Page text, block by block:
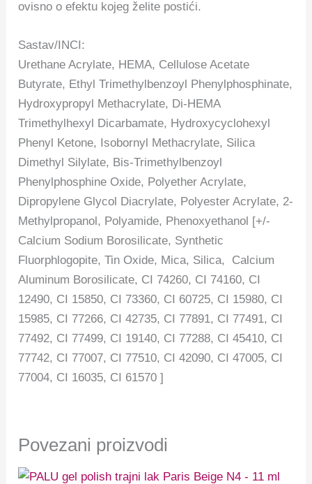
ovisno o efektu kojeg želite postići.
Sastav/INCI:
Urethane Acrylate, HEMA, Cellulose Acetate
Butyrate, Ethyl Trimethylbenzoyl Phenylphosphinate,
Hydroxypropyl Methacrylate, Di-HEMA
Trimethylhexyl Dicarbamate, Hydroxycyclohexyl
Phenyl Ketone, Isobornyl Methacrylate, Silica
Dimethyl Silylate, Bis-Trimethylbenzoyl
Phenylphosphine Oxide, Polyether Acrylate,
Dipropylene Glycol Diacrylate, Polyester Acrylate, 2-
Methylpropanol, Polyamide, Phenoxyethanol [+/-
Calcium Sodium Borosilicate, Synthetic
Fluorphlogopite, Tin Oxide, Mica, Silica, Calcium
Aluminum Borosilicate, CI 74260, CI 74160, CI
12490, CI 15850, CI 73360, CI 60725, CI 15980, CI
15985, CI 77266, CI 42735, CI 77891, CI 77491, CI
77492, CI 77499, CI 19140, CI 77288, CI 45410, CI
77742, CI 77007, CI 77510, CI 42090, CI 47005, CI
77004, CI 16035, CI 61570 ]
Povezani proizvodi